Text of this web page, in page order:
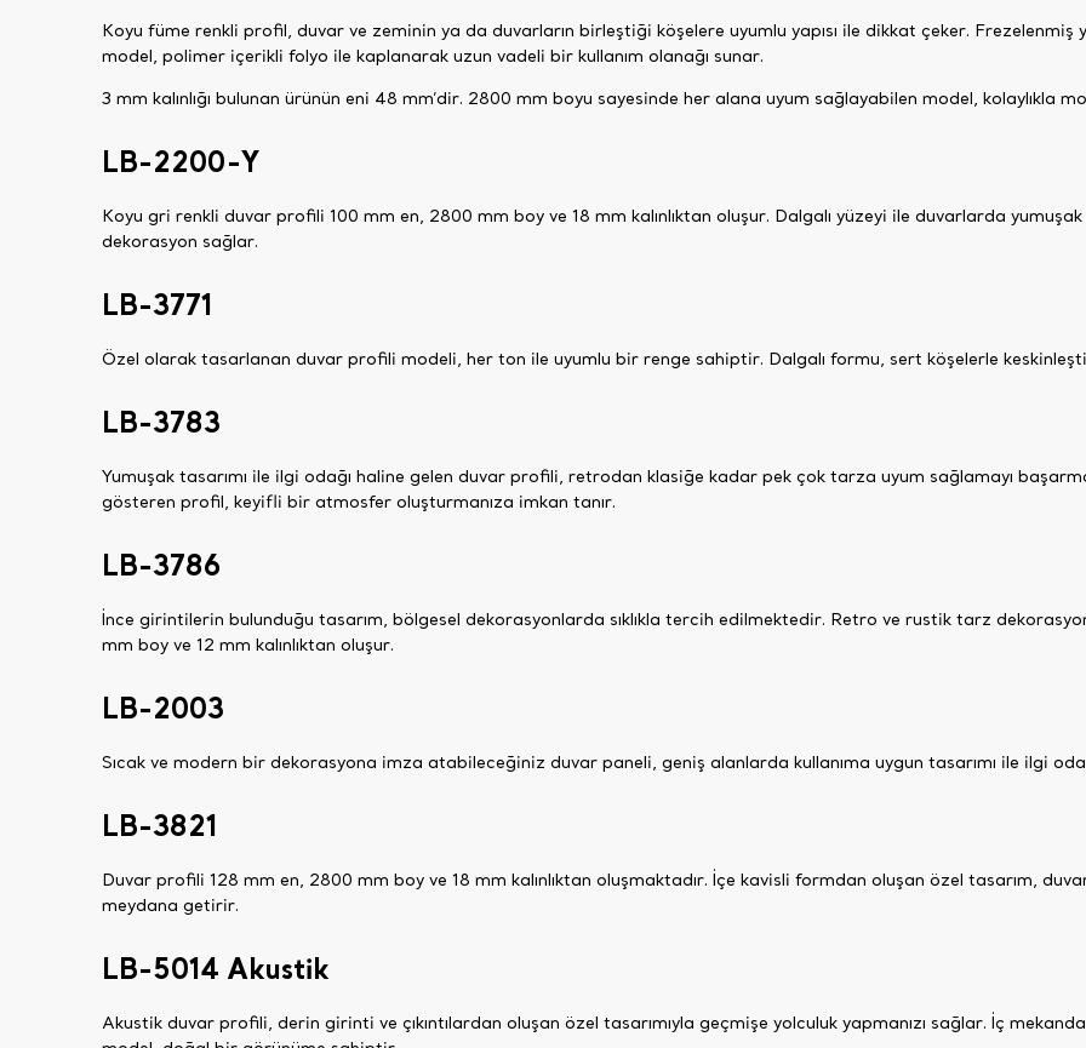
Koyu füme renkli profil, duvar ve zeminin ya da duvarların birleştiği köşelere uyumlu yapısı ile dikkat çeker.
model, polimer içerikli folyo ile kaplanarak uzun vadeli bir kullanım olanağı sunar.
3 mm kalınlığı bulunan ürünün eni 48 mm’dir. 2800 mm boyu sayesinde her alana uyum sağlayabilen model, kolaylıkla
LB-2200-Y
Koyu gri renkli duvar profili 100 mm en, 2800 mm boy ve 18 mm kalınlıktan oluşur. Dalgalı yüzeyi ile duvarlarda
dekorasyon sağlar.
LB-3771
Özel olarak tasarlanan duvar profili modeli, her ton ile uyumlu bir renge sahiptir. Dalgalı formu, sert köşelerle
LB-3783
Yumuşak tasarımı ile ilgi odağı haline gelen duvar profili, retrodan klasiğe kadar pek çok tarza uyum sağlamayı
gösteren profil, keyifli bir atmosfer oluşturmanıza imkan tanır.
LB-3786
İnce girintilerin bulunduğu tasarım, bölgesel dekorasyonlarda sıklıkla tercih edilmektedir. Retro ve rustik tarz
mm boy ve 12 mm kalınlıktan oluşur.
LB-2003
Sıcak ve modern bir dekorasyona imza atabileceğiniz duvar paneli, geniş alanlarda kullanıma uygun tasarımı ile ilgi
LB-3821
Duvar profili 128 mm en, 2800 mm boy ve 18 mm kalınlıktan oluşmaktadır. İçe kavisli formdan oluşan özel tasarım,
meydana getirir.
LB-5014 Akustik
Akustik duvar profili, derin girinti ve çıkıntılardan oluşan özel tasarımıyla geçmişe yolculuk yapmanızı sağlar. İç